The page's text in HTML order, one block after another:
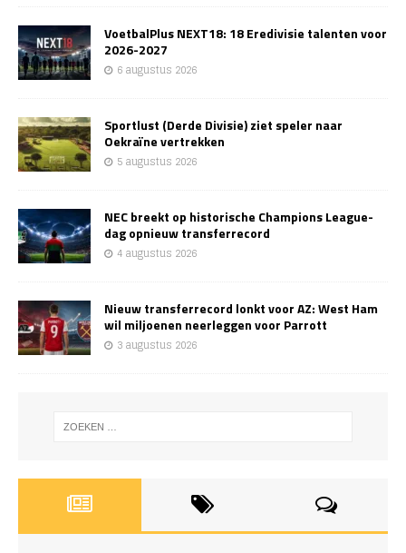
VoetbalPlus NEXT18: 18 Eredivisie talenten voor
2026-2027
6 augustus 2026
Sportlust (Derde Divisie) ziet speler naar
Oekraïne vertrekken
5 augustus 2026
NEC breekt op historische Champions League-
dag opnieuw transferrecord
4 augustus 2026
Nieuw transferrecord lonkt voor AZ: West Ham
wil miljoenen neerleggen voor Parrott
3 augustus 2026